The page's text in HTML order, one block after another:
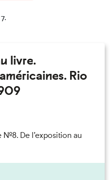
livre.
Rio
De l’exposition au